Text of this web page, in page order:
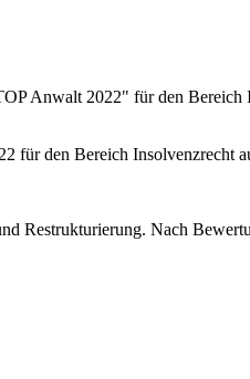
Anwalt 2022" für den Bereich
für den Bereich Insolvenzrecht
Restrukturierung. Nach